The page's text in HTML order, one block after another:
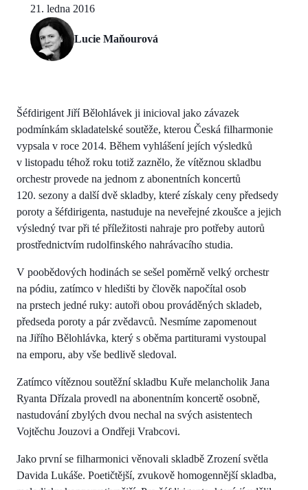
21. ledna 2016
Lucie Maňourová
Šéfdirigent Jiří Bělohlávek ji inicioval jako závazek
podmínkám skladatelské soutěže, kterou Česká filharmonie
vypsala v roce 2014. Během vyhlášení jejích výsledků
v listopadu téhož roku totiž zaznělo, že vítěznou skladbu
orchestr provede na jednom z abonentních koncertů
120. sezony a další dvě skladby, které získaly ceny předsedy
poroty a šéfdirigenta, nastuduje na neveřejné zkoušce a jejich
výsledný tvar při té příležitosti nahraje pro potřeby autorů
prostřednictvím rudolfinského nahrávacího studia.
V poobědových hodinách se sešel poměrně velký orchestr
na pódiu, zatímco v hledišti by člověk napočítal osob
na prstech jedné ruky: autoři obou prováděných skladeb,
předseda poroty a pár zvědavců. Nesmíme zapomenout
na Jiřího Bělohlávka, který s oběma partiturami vystoupal
na emporu, aby vše bedlivě sledoval.
Zatímco vítěznou soutěžní skladbu Kuře melancholik Jana
Ryanta Dřízala provedl na abonentním koncertě osobně,
nastudování zbylých dvou nechal na svých asistentech
Vojtěchu Jouzovi a Ondřeji Vrabcovi.
Jako první se filharmonici věnovali skladbě Zrození světla
Davida Lukáše. Poetičtější, zvukově homogennější skladba,